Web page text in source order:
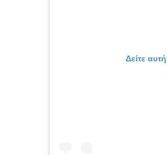
Δείτε